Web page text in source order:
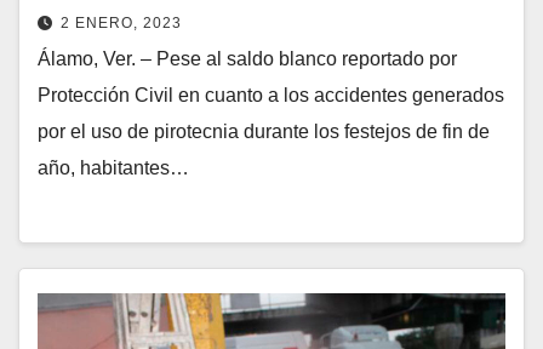
2 ENERO, 2023
Álamo, Ver. – Pese al saldo blanco reportado por
Protección Civil en cuanto a los accidentes generados
por el uso de pirotecnia durante los festejos de fin de
año, habitantes…